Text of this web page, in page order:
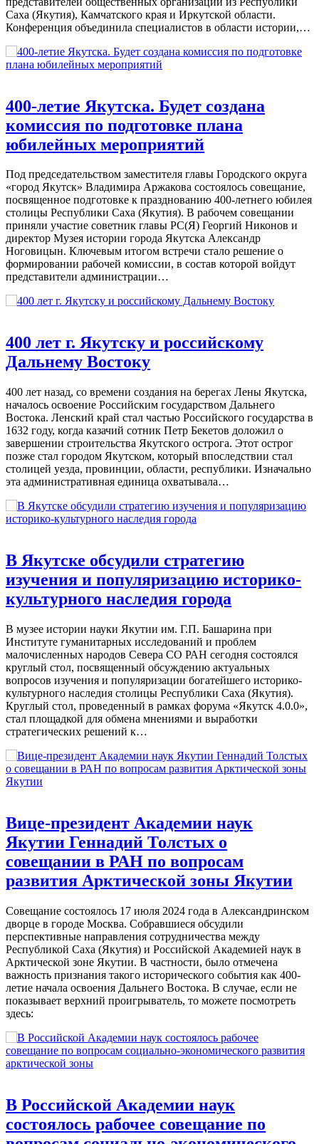
Саха (Якутия), Камчатского края и Иркутской области.
Конференция объединила специалистов в области истории,…
400-летие Якутска. Будет создана
комиссия по подготовке плана
юбилейных мероприятий
Под председательством заместителя главы Городского округа
«город Якутск» Владимира Аржакова состоялось совещание,
посвященное подготовке к празднованию 400-летнего юбилея
столицы Республики Саха (Якутия). В рабочем совещании
приняли участие советник главы РС(Я) Георгий Никонов и
директор Музея истории города Якутска Александр
Ноговицын. Ключевым итогом встречи стало решение о
формировании рабочей комиссии, в состав которой войдут
представители администрации…
400 лет г. Якутску и российскому
Дальнему Востоку
400 лет назад, со времени создания на берегах Лены Якутска,
началось освоение Российским государством Дальнего
Востока. Ленский край стал частью Российского государства в
1632 году, когда казачий сотник Петр Бекетов доложил о
завершении строительства Якутского острога. Этот острог
позже стал городом Якутском, который впоследствии стал
столицей уезда, провинции, области, республики. Изначально
эта административная единица охватывала…
В Якутске обсудили стратегию
изучения и популяризацию историко-
культурного наследия города
В музее истории науки Якутии им. Г.П. Башарина при
Институте гуманитарных исследований и проблем
малочисленных народов Севера СО РАН сегодня состоялся
круглый стол, посвященный обсуждению актуальных
вопросов изучения и популяризации богатейшего историко-
культурного наследия столицы Республики Саха (Якутия).
Круглый стол, проведенный в рамках форума «Якутск 4.0.0»,
стал площадкой для обмена мнениями и выработки
стратегических решений к…
Вице-президент Академии наук
Якутии Геннадий Толстых о
совещании в РАН по вопросам
развития Арктической зоны Якутии
Совещание состоялось 17 июля 2024 года в Александринском
дворце в городе Москва. Собравшиеся обсудили
перспективные направления сотрудничества между
Республикой Саха (Якутия) и Российской Академией наук в
Арктической зоне Якутии. В частности, было отмечена
важность признания такого исторического события как 400-
летие начала освоения Дальнего Востока. В случае, если не
показывает верхний проигрыватель, то можете посмотреть
здесь:
В Российской Академии наук
состоялось рабочее совещание по